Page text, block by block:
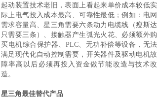
起动装置技术老旧，表面上看起来单价成本较低实
际上电气投入成本最高、可靠性最低；例如：电网
需求容量高、星三角需要六条动力电缆线（瘦斯达
只需要三条）、接触器产生弧光火花、必须额外购
买电机综合保护器、PLC、无功补偿等设备，无法
满足现代化自动控制需要，开关器件及驱动电机故
障率高以后必须再投入资金做节能改造与技术改
造。
星三角最佳替代产品